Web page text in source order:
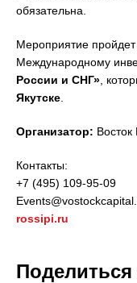
обязательна.
Мероприятие пройдет
Международному
России и СНГ» ,
Якутске
Организатор: Восток
Контакты:
+7 (495) 109-95-09
rossipi.ru
Поделиться